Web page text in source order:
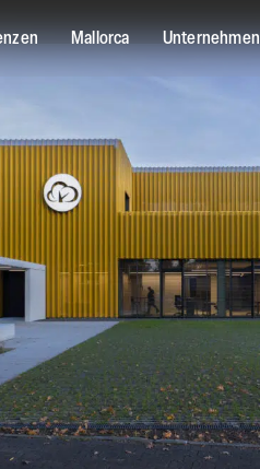
Mallorca Unternehmen